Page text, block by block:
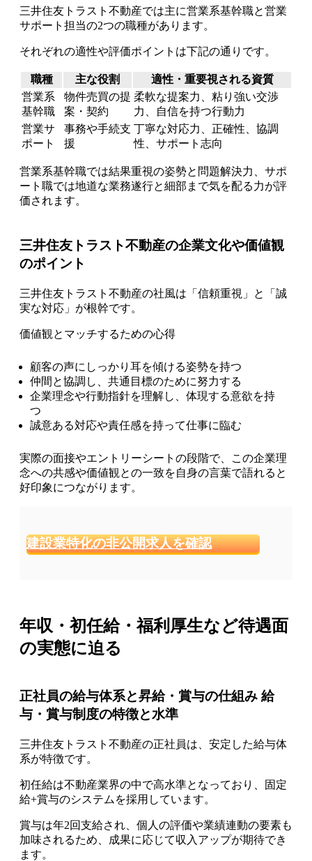
三井住友トラスト不動産では主に営業系基幹職と営業
サポート担当の2つの職種があります。
それぞれの適性や評価ポイントは下記の通りです。
職種 主な役割
適性・重要視される資質
営業系
基幹職
物件売買の提
案・契約
柔軟な提案力、粘り強い交渉
力、自信を持つ行動力
営業サ
ポート
事務や手続支
援
丁寧な対応力、正確性、協調
性、サポート志向
営業系基幹職では結果重視の姿勢と問題解決力、サポ
ート職では地道な業務遂行と細部まで気を配る力が評
価されます。
三井住友トラスト不動産の企業文化や価値観
のポイント
三井住友トラスト不動産の社風は「信頼重視」と「誠
実な対応」が根幹です。
価値観とマッチするための心得
顧客の声にしっかり耳を傾ける姿勢を持つ
仲間と協調し、共通目標のために努力する
企業理念や行動指針を理解し、体現する意欲を持
つ
誠意ある対応や責任感を持って仕事に臨む
実際の面接やエントリーシートの段階で、この企業理
念への共感や価値観との一致を自身の言葉で語れると
好印象につながります。
建設業特化の非公開求人を確認
年収・初任給・福利厚生など待遇面
の実態に迫る
正社員の給与体系と昇給・賞与の仕組み 給
与・賞与制度の特徴と水準
三井住友トラスト不動産の正社員は、安定した給与体
系が特徴です。
初任給は不動産業界の中で高水準となっており、固定
給+賞与のシステムを採用しています。
賞与は年2回支給され、個人の評価や業績連動の要素も
加味されるため、成果に応じて収入アップが期待でき
ます。